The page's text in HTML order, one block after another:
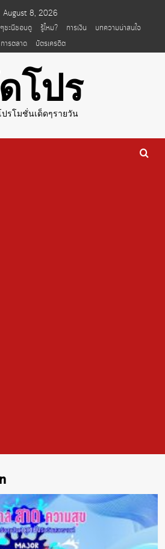
August 8, 2026
ชะนีชอบดู รู้ไหม? การเงิน
บทความน่าสนใจ
การตลาด
บัตรเครดิต
โปร
ปรโมชั่นเด็ดๆรายวัน